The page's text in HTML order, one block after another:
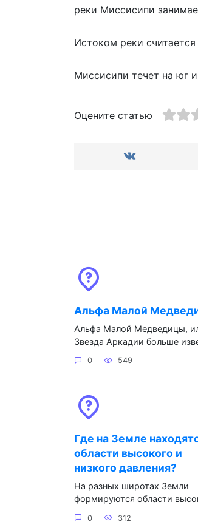
реки Миссисипи
Истоком реки
Миссисипи течет на юг
Оцените статью
Альфа Малой
Альфа Малой Медведицы,
Звезда Аркадии больше
0 549
Где на Земле
области высокого и
низкого давления?
На разных широтах Земли
формируются области
0 312